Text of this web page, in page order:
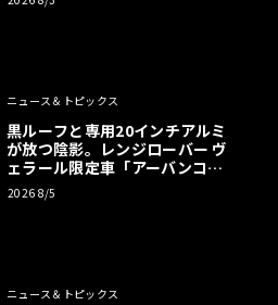
ニュース＆トピックス
黒ルーフと専用20インチアルミ
が放つ陰影。レンジローバー ヴ
ェラール限定車「アーバンコン
トラスト・エディション」登場
2026 8/5
ニュース＆トピックス